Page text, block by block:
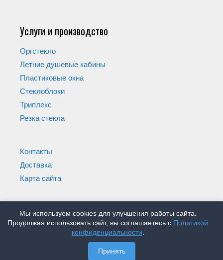
Услуги и производство
Оргстекло
Летние душевые кабины
Пластиковые окна
Стеклоблоки
Триплекс
Резка стекла
Контакты
Доставка
Карта сайта
© Магазин Стеклышко 2005-2026
Мы используем cookies для улучшения работы сайта.
Продолжая использовать сайт, вы соглашаетесь с Политикой
конфиденциальности
Принять